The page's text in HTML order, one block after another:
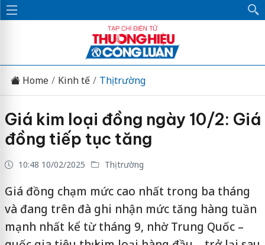
Home Kinh tế Thị trường
Giá kim loại đồng ngày 10/2: Giá
đồng tiếp tục tăng
10:48 10/02/2025 Thị trường
Giá đồng chạm mức cao nhất trong ba tháng
và đang trên đà ghi nhận mức tăng hàng tuần
mạnh nhất kể từ tháng 9, nhờ Trung Quốc –